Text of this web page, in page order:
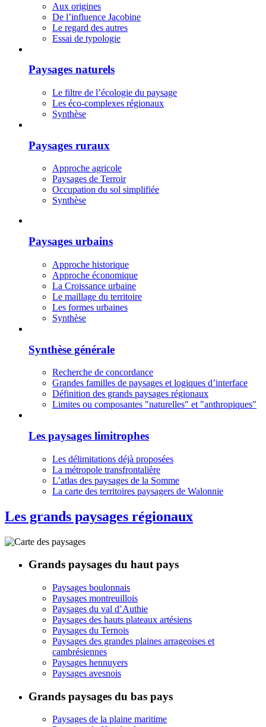
Aux origines
De l’influence Jacobine
Le regard des autres
Essai de typologie
Paysages naturels
Le filtre de l’écologie du paysage
Les éco-complexes régionaux
Synthèse
Paysages ruraux
Approche agricole
Paysages de Terroir
Occupation du sol simplifiée
Synthèse
Paysages urbains
Approche historique
Approche économique
La Croissance urbaine
Le maillage du territoire
Les formes urbaines
Synthèse
Synthèse générale
Recherche de concordance
Grandes familles de paysages et logiques d’interface
Définition des grands paysages régionaux
Limites ou composantes "naturelles" et "anthropiques"
Les paysages limitrophes
Les délimitations déjà proposées
La métropole transfrontalière
L’atlas des paysages de la Somme
La carte des territoires paysagers de Walonnie
Les grands paysages régionaux
Grands paysages du haut pays
Paysages boulonnais
Paysages montreuillois
Paysages du val d’Authie
Paysages des hauts plateaux artésiens
Paysages du Ternois
Paysages des grandes plaines arrageoises et
cambrésiennes
Paysages hennuyers
Paysages avesnois
Grands paysages du bas pays
Paysages de la plaine maritime